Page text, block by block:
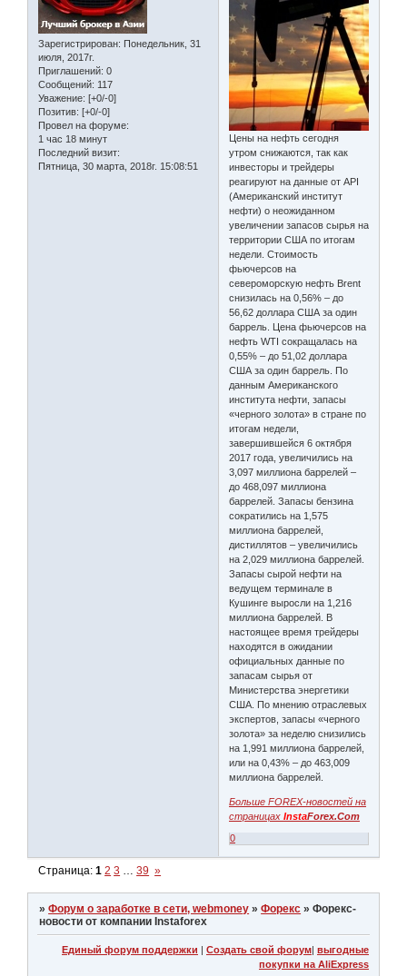
Зарегистрирован: Понедельник, 31
июля, 2017г.
Приглашений: 0
Сообщений: 117
Уважение: [+0/-0]
Позитив: [+0/-0]
Провел на форуме:
1 час 18 минут
Последний визит:
Пятница, 30 марта, 2018г. 15:08:51
Цены на нефть сегодня
утром снижаются, так как
инвесторы и трейдеры
реагируют на данные от API
(Американский институт
нефти) о неожиданном
увеличении запасов сырья на
территории США по итогам
недели. Стоимость
фьючерсов на
североморскую нефть Brent
снизилась на 0,56% – до
56,62 доллара США за один
баррель. Цена фьючерсов на
нефть WTI сокращалась на
0,55% – до 51,02 доллара
США за один баррель. По
данным Американского
института нефти, запасы
«черного золота» в стране по
итогам недели,
завершившейся 6 октября
2017 года, увеличились на
3,097 миллиона баррелей –
до 468,097 миллиона
баррелей. Запасы бензина
сократились на 1,575
миллиона баррелей,
дистиллятов – увеличились
на 2,029 миллиона баррелей.
Запасы сырой нефти на
ведущем терминале в
Кушинге выросли на 1,216
миллиона баррелей. В
настоящее время трейдеры
находятся в ожидании
официальных данные по
запасам сырья от
Министерства энергетики
США. По мнению отраслевых
экспертов, запасы «черного
золота» за неделю снизились
на 1,991 миллиона баррелей,
или на 0,43% – до 463,009
миллиона баррелей.
Больше FOREX-новостей на
страницахInstaForex.Com
0
Страница:1 2 3 … 39 »
»Форум о заработке в сети, webmoney »Форекс »Форекс-
новости от компании Instaforex
Единый форум поддержки | Создать свой форум| выгодные
покупки на AliExpress